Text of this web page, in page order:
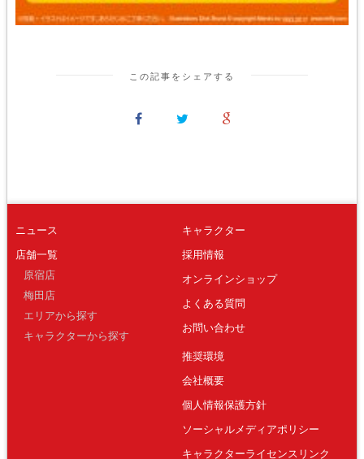
この記事をシェアする
ニュース
店舗一覧
原宿店
梅田店
エリアから探す
キャラクターから探す
キャラクター
採用情報
オンラインショップ
よくある質問
お問い合わせ
推奨環境
会社概要
個人情報保護方針
ソーシャルメディアポリシー
キャラクターライセンスリンク